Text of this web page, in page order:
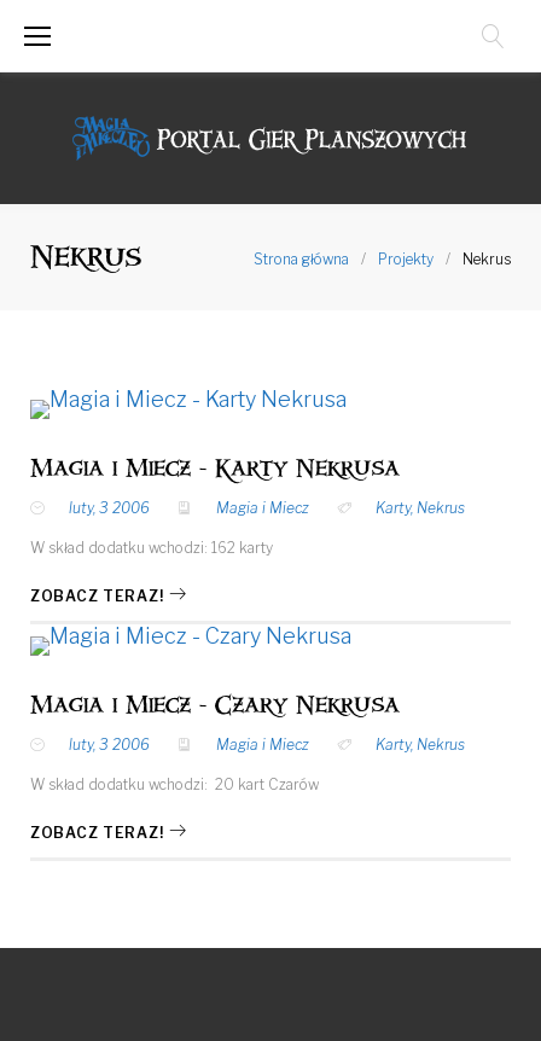
Nekrus Strona główna / Projekty / Nekrus
Magia i Miecz - Karty Nekrusa
luty, 3 2006 Magia i Miecz Karty, Nekrus
W skład dodatku wchodzi: 162 karty
ZOBACZ TERAZ!
Magia i Miecz - Czary Nekrusa
luty, 3 2006 Magia i Miecz Karty, Nekrus
W skład dodatku wchodzi: 20 kart Czarów
ZOBACZ TERAZ!